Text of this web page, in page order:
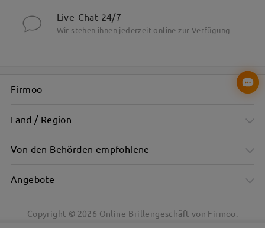
Live-Chat 24/7
Wir stehen ihnen jederzeit online zur Verfügung
Firmoo
Land / Region
Von den Behörden empfohlene
Angebote
Copyright © 2026 Online-Brillengeschäft von Firmoo.